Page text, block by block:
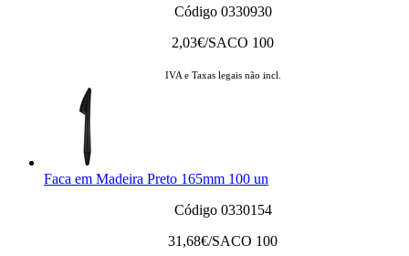
Código 0330930
2,03€/SACO 100
IVA e Taxas legais não incl.
Faca em Madeira Preto 165mm 100 un
Código 0330154
31,68€/SACO 100